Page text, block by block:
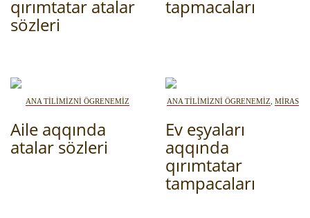
FOTOARHİV
HARİTADA SİLİNGEN KÖYLER
TESTLER
qırımtatar atalar
sözleri
tapmacaları
ANA TİLİMİZNİ ÖGRENEMİZ
Aile aqqında
atalar sözleri
ANA TİLİMİZNİ ÖGRENEMİZ MİRAS
Ev eşyaları
aqqında
qırımtatar
tampacaları